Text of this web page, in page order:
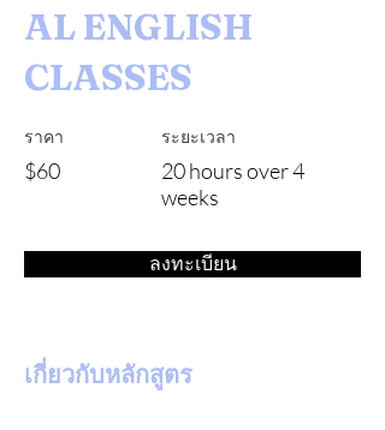
AL ENGLISH
CLASSES
ราคา
$60
ระยะเวลา
20 hours over 4
weeks
ลงทะเบียน
เกี่ยวกับหลักสูตร